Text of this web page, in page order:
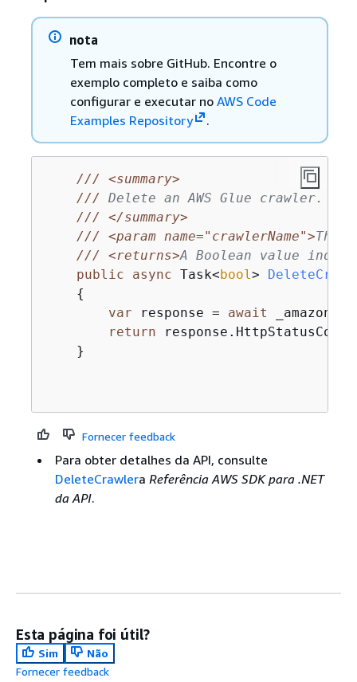
nota
Tem mais sobre GitHub. Encontre o
exemplo completo e saiba como
configurar e executar no AWS Code
Examples Repository
.
///
<summary>
/// Delete an AWS Glue crawler.
///
</summary>
///
<param name="crawlerName">The
///
<returns>A Boolean value
public
async Task<bool>
{
var response = await
return response.HttpStatusCode
    }
Fornecer feedback
Para obter detalhes da API, consulte
DeleteCrawlera Referência AWS SDK para .NET
da API.
Esta página foi útil?
Sim
Não
Fornecer feedback